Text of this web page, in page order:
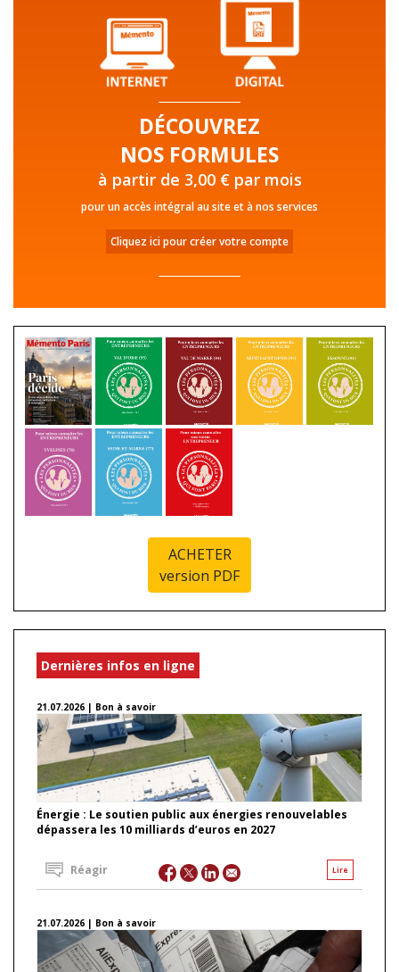
DÉCOUVREZ
NOS FORMULES
à partir de 3,00 € par mois
pour un accès intégral au site et à nos services
Cliquez ici pour créer votre compte
ACHETER
version PDF
Dernières infos en ligne
21.07.2026 | Bon à savoir
Énergie : Le soutien public aux énergies renouvelables
dépassera les 10 milliards d’euros en 2027
Lire
Réagir
21.07.2026 | Bon à savoir